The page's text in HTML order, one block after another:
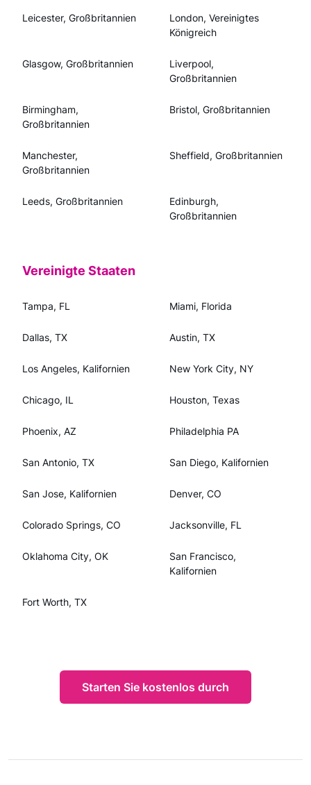
Leicester, Großbritannien
London, Vereinigtes
Königreich
Glasgow, Großbritannien
Liverpool,
Großbritannien
Birmingham,
Großbritannien
Bristol, Großbritannien
Manchester,
Großbritannien
Sheffield, Großbritannien
Leeds, Großbritannien
Edinburgh,
Großbritannien
Vereinigte Staaten
Tampa, FL Miami, Florida
Dallas, TX Austin, TX
Los Angeles, Kalifornien New York City, NY
Chicago, IL Houston, Texas
Phoenix, AZ Philadelphia PA
San Antonio, TX San Diego, Kalifornien
San Jose, Kalifornien Denver, CO
Colorado Springs, CO Jacksonville, FL
Oklahoma City, OK
San Francisco,
Kalifornien
Fort Worth, TX
Starten Sie kostenlos durch